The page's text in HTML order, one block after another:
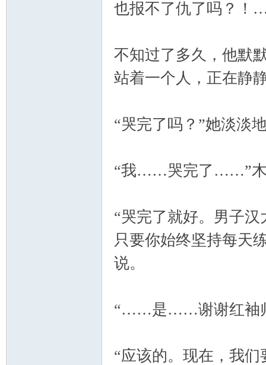
也报不了仇了吗？
不知过了多久，他默
站着一个人，正在静
“哭完了吗？”她淡淡
“我……哭完了……”木
“哭完了就好。男子
只要你始终坚持每天
说。
“……是……谢谢红袖
“应该的。现在，我